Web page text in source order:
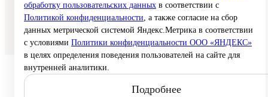
Карта сайта
Создание сайта —
обработку пользовательских данных в соответствии с
Политикой конфиденциальности, а также согласие на сбор
данных метрической системой Яндекс.Метрика в соответствии
с условиями Политики конфиденциальности ООО «ЯНДЕКС»
в целях определения поведения пользователей на сайте для
внутренней аналитики.
Подробнее